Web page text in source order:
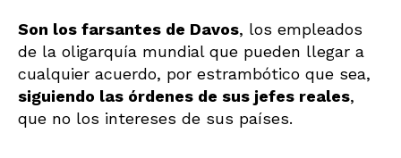
Son los farsantes de Davos, los empleados
de la oligarquía mundial que pueden llegar a
cualquier acuerdo, por estrambótico que sea,
siguiendo las órdenes de sus jefes reales,
que no los intereses de sus países.